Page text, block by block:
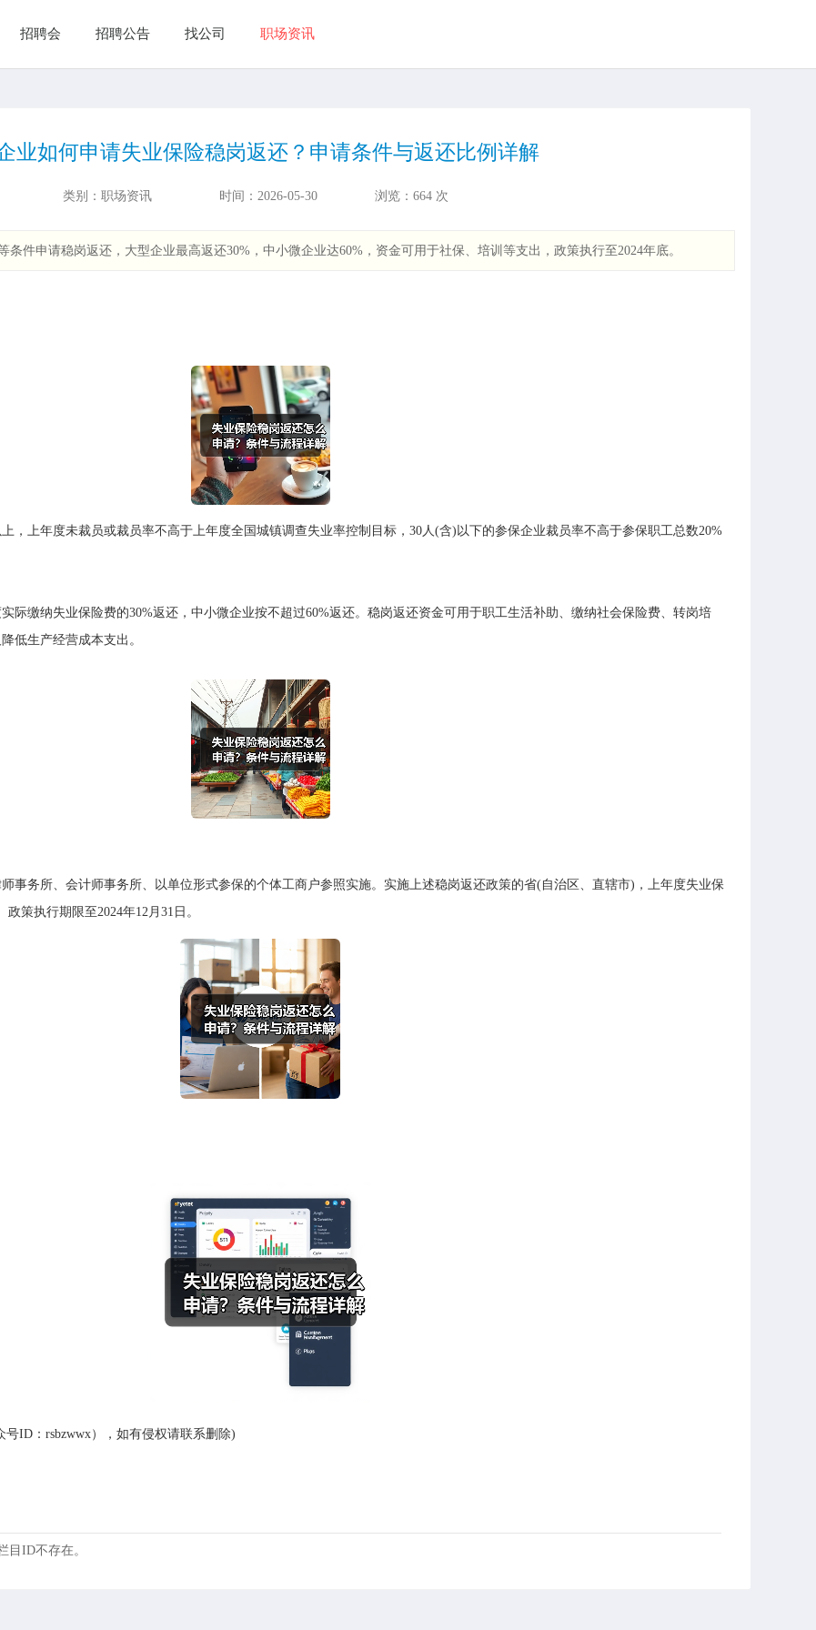
招聘会 招聘公告 找公司 职场资讯
业如何申请失业保险稳岗返还？申请条件与返还比例详解
类别：职场资讯 时间： 2026-05-30 浏览：664 次
条件申请稳岗返还，大型企业最高返还30%，中小微企业达60%，资金可用于社保、培训等支出，政策执行至2024年底。
，上年度未裁员或裁员率不高于上年度全国城镇调查失业率控制目标，30人(含)以下的参保企业裁员率不高于参保职工总数20%
际缴纳失业保险费的30%返还，中小微企业按不超过60%返还。稳岗返还资金可用于职工生活补助、缴纳社会保险费、转岗培
低生产经营成本支出。
事务所、会计师事务所、以单位形式参保的个体工商户参照实施。实施上述稳岗返还政策的省(自治区、直辖市)，上年度失业保
策执行期限至2024年12月31日。
ID：rsbzwwx），如有侵权请联系删除)
目ID不存在。